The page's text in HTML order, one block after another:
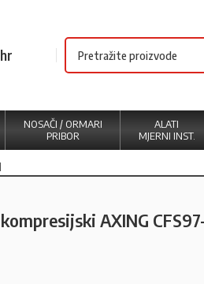
NOSAČI / ORMARI
PRIBOR
ALATI
MJERNI INST.
AXING